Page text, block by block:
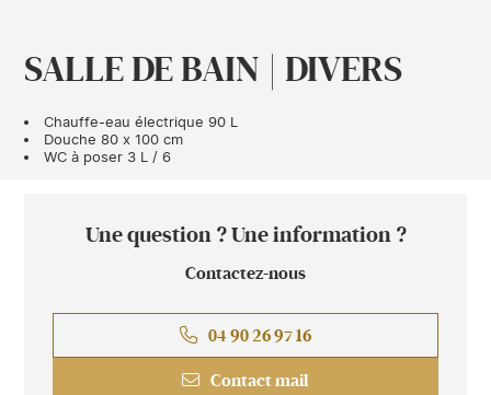
SALLE DE BAIN | DIVERS
Chauffe-eau électrique 90 L
Douche 80 x 100 cm
WC à poser 3 L / 6
Une question ? Une information ?
Contactez-nous
04 90 26 97 16
Contact mail